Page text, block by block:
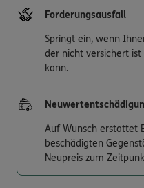
Forderungsausfall
Springt ein, wenn
der nicht versichert
kann.
Auf Wunsch erstattet
beschädigten
Neupreis zum